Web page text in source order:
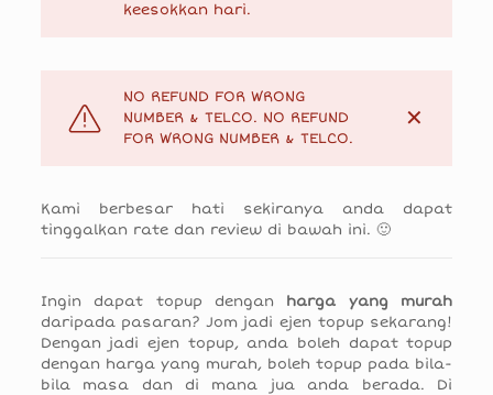
keesokkan hari.
NO REFUND FOR WRONG
NUMBER & TELCO. NO REFUND
FOR WRONG NUMBER & TELCO.
✕
Kami berbesar hati sekiranya anda dapat
tinggalkan rate dan review di bawah ini. 🙂
Ingin dapat topup dengan harga yang murah
daripada pasaran? Jom jadi ejen topup sekarang!
Dengan jadi ejen topup, anda boleh dapat topup
dengan harga yang murah, boleh topup pada bila-
bila masa dan di mana jua anda berada. Di